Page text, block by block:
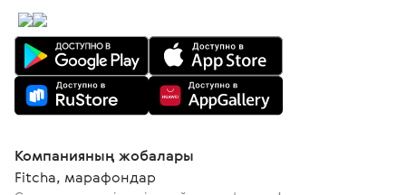
Компанияның жобалары
Fitcha, марафондар